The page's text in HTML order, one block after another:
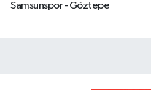
Samsunspor - Göztepe